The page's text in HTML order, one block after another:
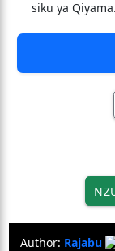
siku ya Qiyama.
Author: Rajabu